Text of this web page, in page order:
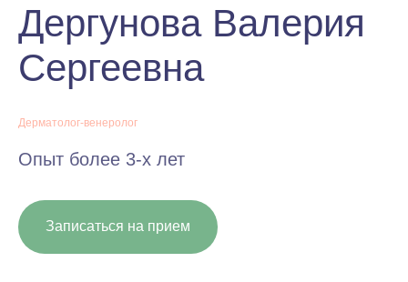
Дергунова Валерия
Сергеевна
Дерматолог-венеролог
Опыт более 3-х лет
Записаться на прием